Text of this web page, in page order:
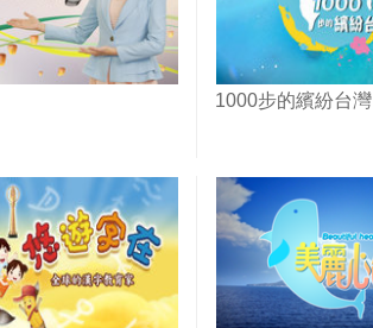
1000步的繽紛台灣